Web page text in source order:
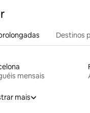
Destinos
mensais
mais